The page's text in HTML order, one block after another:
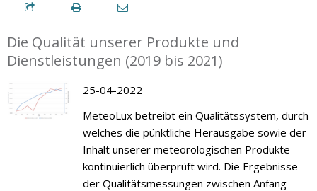
Die Qualität unserer Produkte und
Dienstleistungen (2019 bis 2021)
25-04-2022
MeteoLux betreibt ein Qualitätssystem, durch
welches die pünktliche Herausgabe sowie der
Inhalt unserer meteorologischen Produkte
kontinuierlich überprüft wird. Die Ergebnisse
der Qualitätsmessungen zwischen Anfang